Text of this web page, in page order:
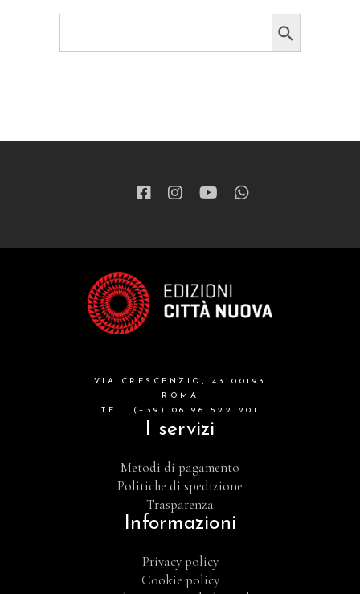
Search Button
VIA CRESCENZIO, 43 00193
ROMA
TEL. (+39) 06 96 522 201
I servizi
Metodi di pagamento
Politiche di spedizione
Trasparenza
Informazioni
Privacy policy
Cookie policy